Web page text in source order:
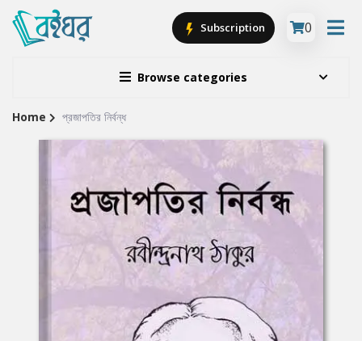
Browse categories
Subscription 0
Site
Breadcrumb
Home প্রজাপতির নির্বন্ধ